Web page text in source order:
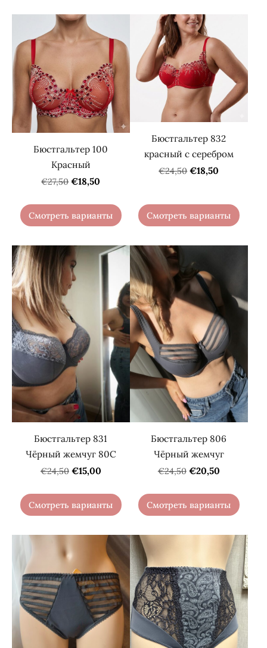
Бюстгальтер 100
Kрасный
€27,50 €18,50
Смотреть варианты
Бюстгальтер 832
красный с серебром
€24,50 €18,50
Смотреть варианты
Бюстгальтер 831
Чёрный жемчуг 80C
€24,50 €15,00
Смотреть варианты
Бюстгальтер 806
Чёрный жемчуг
€24,50 €20,50
Смотреть варианты